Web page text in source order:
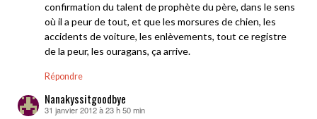
confirmation du talent de prophète du père, dans le sens
où il a peur de tout, et que les morsures de chien, les
accidents de voiture, les enlèvements, tout ce registre
de la peur, les ouragans, ça arrive.
Répondre
Nanakyssitgoodbye
dit :
31 janvier 2012 à 23 h 50 min